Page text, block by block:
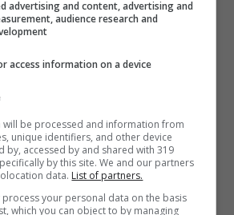
(Ansa) fuoristrada.it
è ambitissimo da tanti
I test in Bahrain
advertising and content, advertising and
audience research and
access information on a device
will be processed and information from
unique identifiers, and other device
by, accessed by and shared with 319
by this site. We and our partners
data. List of partners.
process your personal data on the basis
which you can object to by managing